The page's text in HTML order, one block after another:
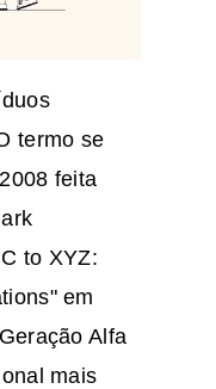
termo se
feita
to XYZ:
em
Alfa
mais